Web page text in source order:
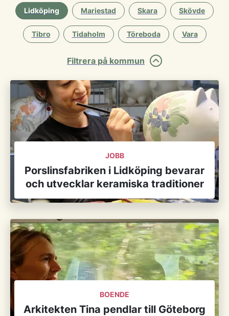
Lidköping Mariestad Skara Skövde
Tibro Tidaholm Töreboda Vara
Filtrera på kommun
JOBB
Porslinsfabriken i Lidköping bevarar
och utvecklar keramiska traditioner
BOENDE
Arkitekten Tina pendlar till Göteborg